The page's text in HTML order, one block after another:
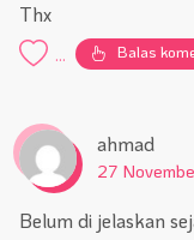
Thx
... Balas
ahmad
27
Belum di jelaskan